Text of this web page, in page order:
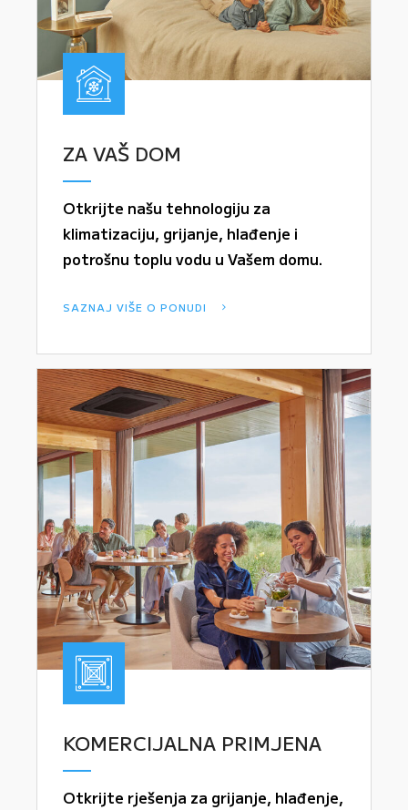
ZA VAŠ DOM
Otkrijte našu tehnologiju za
klimatizaciju, grijanje, hlađenje i
potrošnu toplu vodu u Vašem domu.
SAZNAJ VIŠE O PONUDI
KOMERCIJALNA PRIMJENA
Otkrijte rješenja za grijanje, hlađenje,